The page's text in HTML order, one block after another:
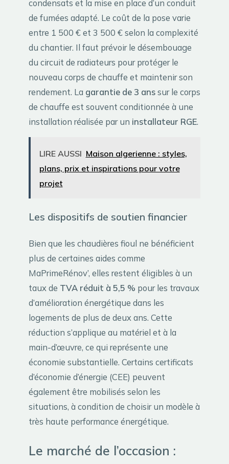
condensats et la mise en place d’un conduit
de fumées adapté. Le coût de la pose varie
entre 1 500 € et 3 500 € selon la complexité
du chantier. Il faut prévoir le désembouage
du circuit de radiateurs pour protéger le
nouveau corps de chauffe et maintenir son
rendement. La garantie de 3 anssur le corps
de chauffe est souvent conditionnée à une
installation réalisée par un installateur RGE.
LIRE AUSSI Maison algerienne : styles,
plans, prix et inspirations pour votre
projet
Les dispositifs de soutien financier
Bien que les chaudières fioul ne bénéficient
plus de certaines aides comme
MaPrimeRénov’, elles restent éligibles à un
taux de TVA réduit à 5,5 % pour les travaux
d’amélioration énergétique dans les
logements de plus de deux ans. Cette
réduction s’applique au matériel et à la
main-d’œuvre, ce qui représente une
économie substantielle. Certains certificats
d’économie d’énergie (CEE) peuvent
également être mobilisés selon les
situations, à condition de choisir un modèle à
très haute performance énergétique.
Le marché de l’occasion :